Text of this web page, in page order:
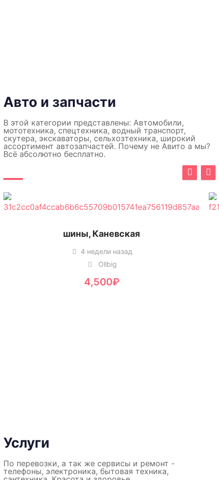
Авто и запчасти
В этой категории представлены: Автомобили,
мототехника, спецтехника, водный транспорт,
скутера, экскаваторы, сельхозтехника, широкий
ассортимент автозапчастей. Почему не Авито а мы?
Всё абсолютно бесплатно.
шины, Каневская
4 недели назад
Ollbig
4,500₽
Услуги
По перевозки, а так же сервисы и ремонт -
телефоны, электроника, бытовая техника,